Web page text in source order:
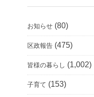
お知らせ (80)
区政報告 (475)
皆様の暮らし (1,002)
子育て (153)